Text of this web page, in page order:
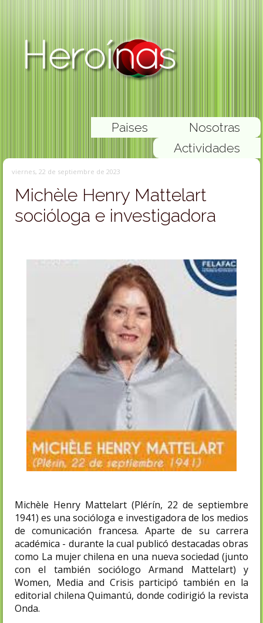
Nosotras
Paises
Actividades
viernes, 22 de septiembre de 2023
Michèle Henry Mattelart
socióloga e investigadora
Michèle Henry Mattelart (Plérín, 22 de septiembre
1941) es una socióloga e investigadora de los medios
de comunicación francesa. Aparte de su carrera
académica - durante la cual publicó destacadas obras
como La mujer chilena en una nueva sociedad (junto
con el también sociólogo Armand Mattelart) y
Women, Media and Crisis participó también en la
editorial chilena Quimantú, donde codirigió la revista
Onda.